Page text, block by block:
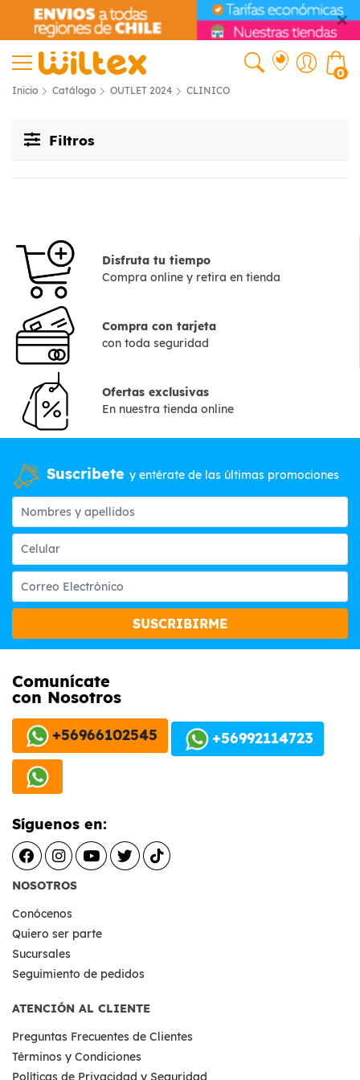
0
Inicio Catálogo OUTLET 2024 CLINICO
Filtros
Disfruta tu tiempo
Compra online y retira en tienda
Compra con tarjeta
con toda seguridad
Ofertas exclusivas
En nuestra tienda online
Suscribete y entérate de las últimas promociones
SUSCRIBIRME
Comunícate
con Nosotros
+56966102545 +56992114723
Síguenos en:
NOSOTROS
Conócenos
Quiero ser parte
Sucursales
Seguimiento de pedidos
ATENCIÓN AL CLIENTE
Preguntas Frecuentes de Clientes
Términos y Condiciones